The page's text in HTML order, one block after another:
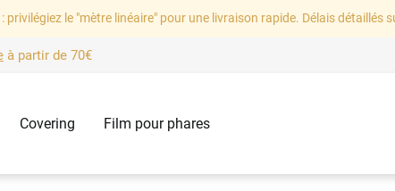
privilégiez le "mètre linéaire" pour une livraison rapide. Délais détaillés
à partir de 70€
Covering Film pour phares